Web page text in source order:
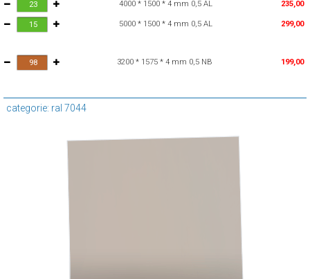
4000 * 1500 * 4 mm 0,5 AL 235,00
5000 * 1500 * 4 mm 0,5 AL 299,00
3200 * 1575 * 4 mm 0,5 NB 199,00
categorie: ral 7044